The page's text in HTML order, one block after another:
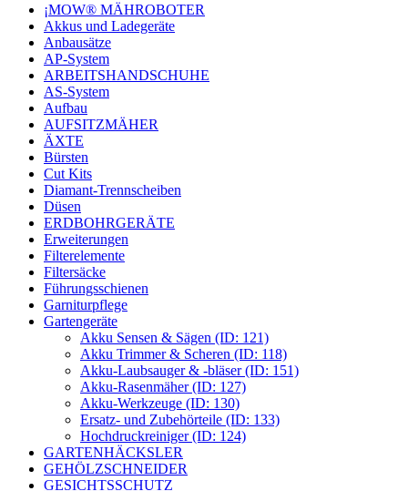
¡MOW® MÄHROBOTER
Akkus und Ladegeräte
Anbausätze
AP-System
ARBEITSHANDSCHUHE
AS-System
Aufbau
AUFSITZMÄHER
ÄXTE
Bürsten
Cut Kits
Diamant-Trennscheiben
Düsen
ERDBOHRGERÄTE
Erweiterungen
Filterelemente
Filtersäcke
Führungsschienen
Garniturpflege
Gartengeräte
Akku Sensen & Sägen (ID: 121)
Akku Trimmer & Scheren (ID: 118)
Akku-Laubsauger & -bläser (ID: 151)
Akku-Rasenmäher (ID: 127)
Akku-Werkzeuge (ID: 130)
Ersatz- und Zubehörteile (ID: 133)
Hochdruckreiniger (ID: 124)
GARTENHÄCKSLER
GEHÖLZSCHNEIDER
GESICHTSSCHUTZ